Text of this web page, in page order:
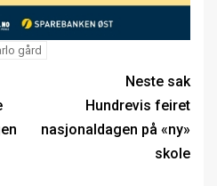
gård
Neste sak
Hundrevis feiret
nasjonaldagen på «ny»
skole